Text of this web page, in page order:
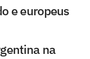
e europeus
na